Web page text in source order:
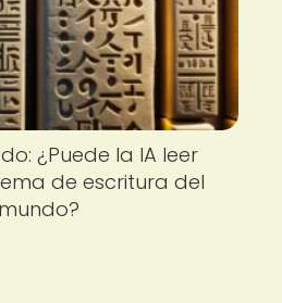
¿Puede la IA leer
de escritura del
mundo?